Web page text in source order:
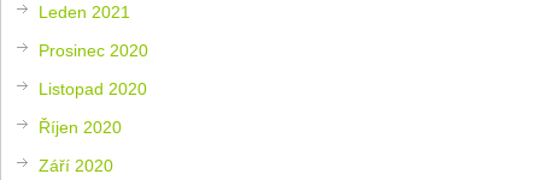
Leden 2021
Prosinec 2020
Listopad 2020
Říjen 2020
Září 2020